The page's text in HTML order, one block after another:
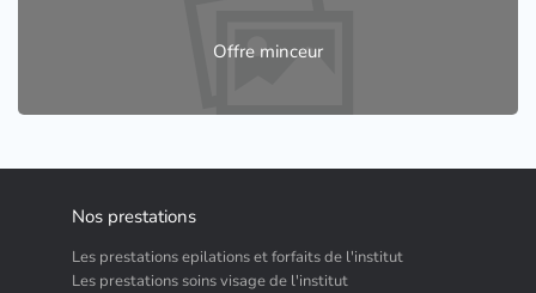
Offre minceur
Nos prestations
Les prestations epilations et forfaits de l'institut
Les prestations soins visage de l'institut